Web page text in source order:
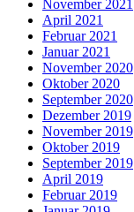
November 2021
April 2021
Februar 2021
Januar 2021
November 2020
Oktober 2020
September 2020
Dezember 2019
November 2019
Oktober 2019
September 2019
April 2019
Februar 2019